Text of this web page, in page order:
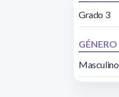
Grado 3
GÉNERO
Masculino